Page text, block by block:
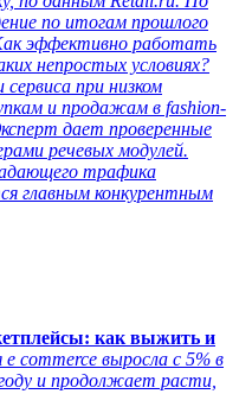
по итогам прошлого
эффективно работать
непростых условиях?
при низком
и продажам в fashion-
дает проверенные
речевых модулей.
трафика
главным конкурентным
как выжить и
e commerce выросла с 5% в
и продолжает расти,